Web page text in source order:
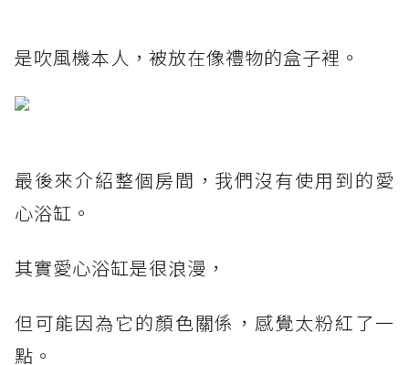
是吹風機本人，被放在像禮物的盒子裡。
最後來介紹整個房間，我們沒有使用到的愛
心浴缸。
其實愛心浴缸是很浪漫，
但可能因為它的顏色關係，感覺太粉紅了一
點。